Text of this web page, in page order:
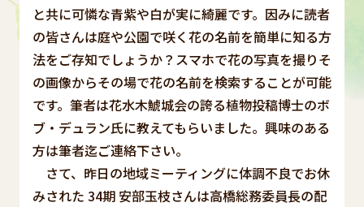
と共に可憐な青紫や白が実に綺麗です。因みに読者
の皆さんは庭や公園で咲く花の名前を簡単に知る方
法をご存知でしょうか？スマホで花の写真を撮りそ
の画像からその場で花の名前を検索することが可能
です。筆者は花水木鯱城会の誇る植物投稿博士のボ
ブ・デュラン氏に教えてもらいました。興味のある
方は筆者迄ご連絡下さい。
さて、昨日の地域ミーティングに体調不良でお休
みされた 34期 安部玉枝さんは高橋総務委員長の配